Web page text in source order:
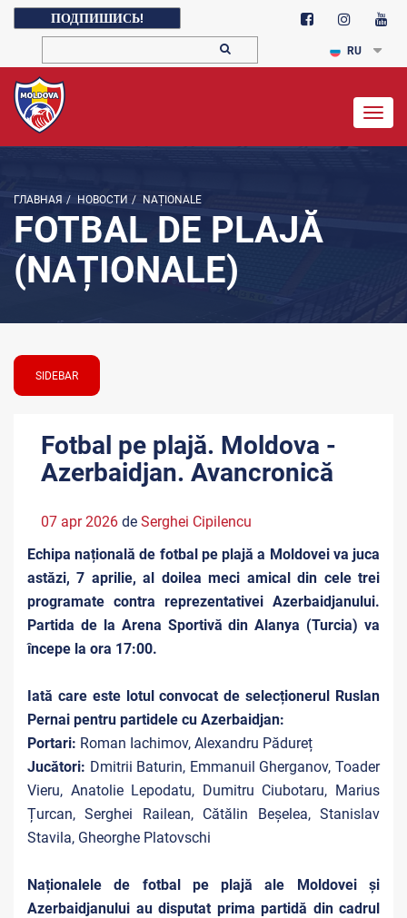
ПОДПИШИСЬ!
RU
ГЛАВНАЯ / НОВОСТИ / NAȚIONALE
FOTBAL DE PLAJĂ
(NAȚIONALE)
SIDEBAR
Fotbal pe plajă. Moldova -
Azerbaidjan. Avancronică
07 apr 2026 de Serghei Cipilencu
Echipa națională de fotbal pe plajă a Moldovei va juca
astăzi, 7 aprilie, al doilea meci amical din cele trei
programate contra reprezentativei Azerbaidjanului.
Partida de la Arena Sportivă din Alanya (Turcia) va
începe la ora 17:00.
Iată care este lotul convocat de selecționerul Ruslan
Pernai pentru partidele cu Azerbaidjan:
Portari: Roman Iachimov, Alexandru Pădureț
Jucători: Dmitrii Baturin, Emmanuil Gherganov, Toader
Vieru, Anatolie Lepodatu, Dumitru Ciubotaru, Marius
Țurcan, Serghei Railean, Cătălin Beșelea, Stanislav
Stavila, Gheorghe Platovschi
Naționalele de fotbal pe plajă ale Moldovei și
Azerbaidjanului au disputat prima partidă din cadrul